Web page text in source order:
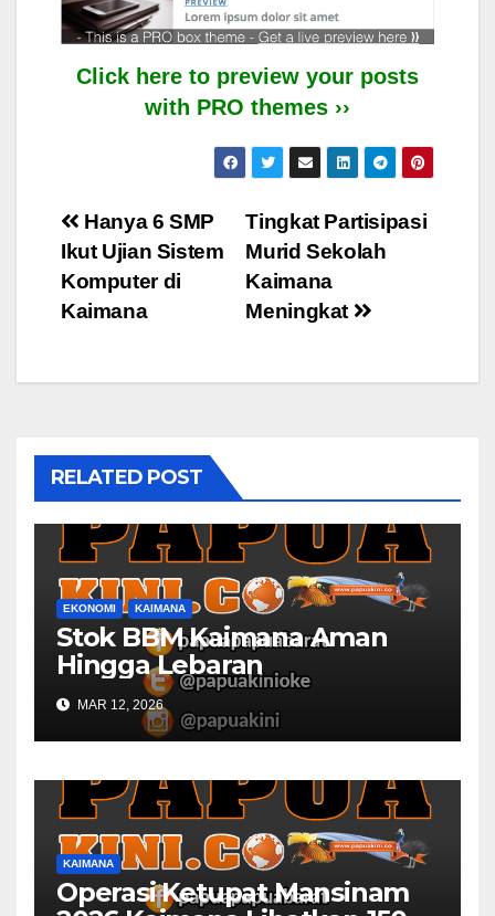
Click here to preview your posts
with PRO themes ››
Post
navigation
Tingkat Partisipasi
Murid Sekolah
Kaimana
Meningkat
Hanya 6 SMP
Ikut Ujian Sistem
Komputer di
Kaimana
RELATED POST
EKONOMI KAIMANA
Stok BBM Kaimana Aman
Hingga Lebaran
MAR 12, 2026
KAIMANA
Operasi Ketupat Mansinam